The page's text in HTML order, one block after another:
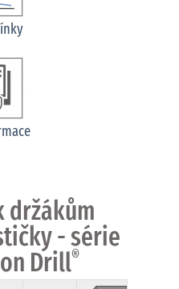
držákům
- série
Drill®